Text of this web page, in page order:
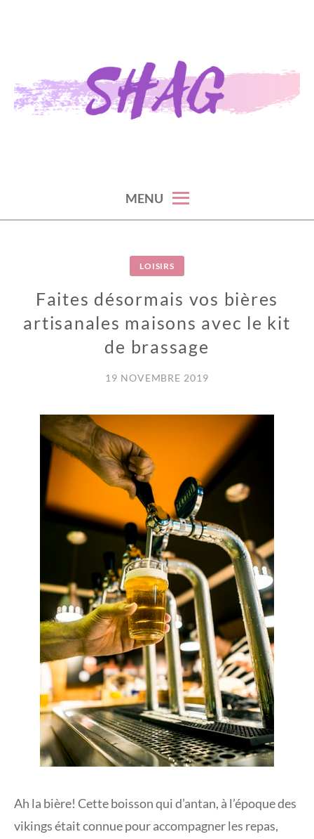
MENU
LOISIRS
Faites désormais vos bières
artisanales maisons avec le kit
de brassage
19 NOVEMBRE 2019
Ah la bière! Cette boisson qui d’antan, à l’époque des
vikings était connue pour accompagner les repas,